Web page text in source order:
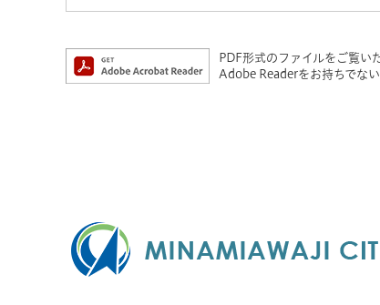
PDF形式のファイルをご覧い
Adobe Readerをお持ちでな